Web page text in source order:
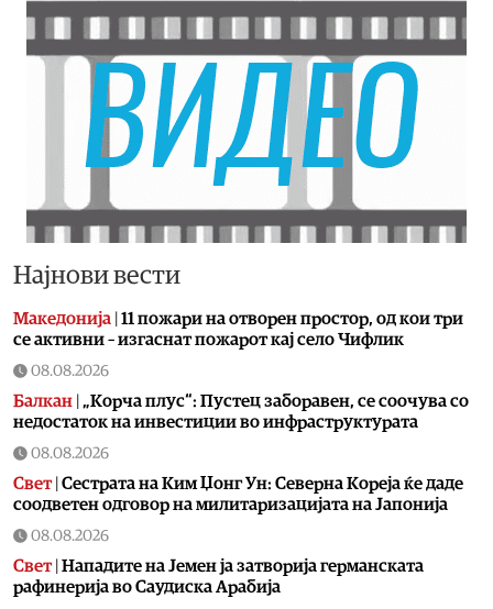
Најнови вести
Македонија 11 пожари на отворен простор, од кои три
се активни – изгаснат пожарот кај село Чифлик
08.08.2026
Балкан „Корча плус“: Пустец заборавен, се соочува со
недостаток на инвестиции во инфраструктурата
08.08.2026
Свет| Сестрата на Ким Џонг Ун: Cеверна Кореја ќе даде
соодветен одговор на милитаризацијата на Јапонија
08.08.2026
Свет| Нападите на Јемен ја затворија германската
рафинерија во Саудиска Арабија